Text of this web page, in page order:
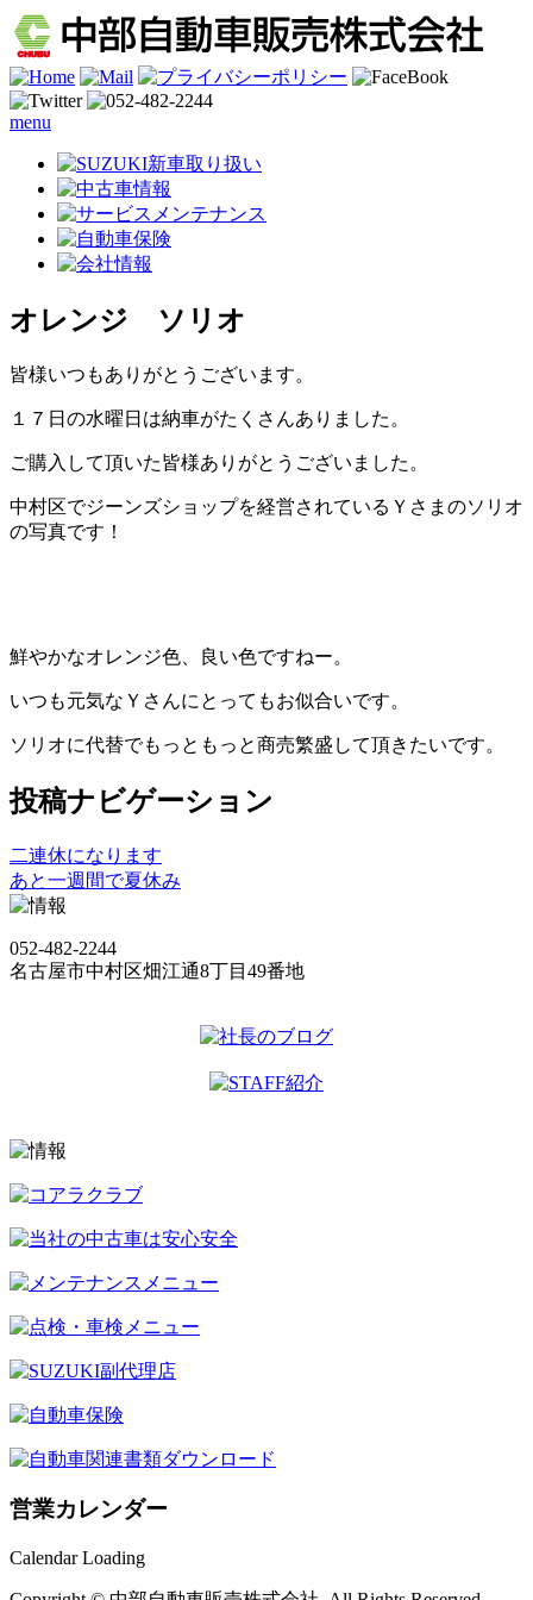
menu
オレンジ ソリオ
皆様いつもありがとうございます。
１７日の水曜日は納車がたくさんありました。
ご購入して頂いた皆様ありがとうございました。
中村区でジーンズショップを経営されているＹさまのソリオ
の写真です！
鮮やかなオレンジ色、良い色ですねー。
いつも元気なＹさんにとってもお似合いです。
ソリオに代替でもっともっと商売繁盛して頂きたいです。
投稿ナビゲーション
二連休になります
あと一週間で夏休み
052-482-2244
名古屋市中村区畑江通8丁目49番地
営業カレンダー
Calendar Loading